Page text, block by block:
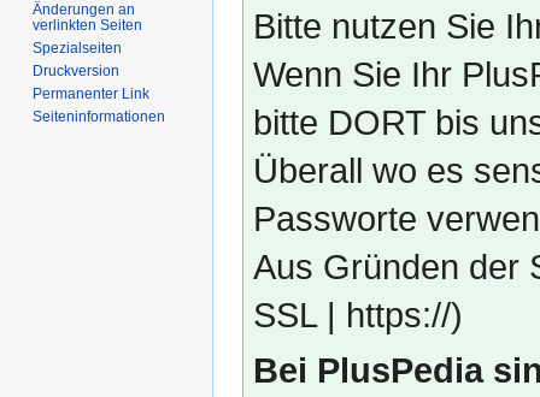
Bitte nutzen Sie
Wenn Sie Ihr
bitte DORT bis
Überall wo es
Passworte
Aus Gründen der
SSL | https://)
Bei PlusPedia
Änderungen an
verlinkten Seiten
Spezialseiten
Druckversion
Permanenter Link
Seiten­­informationen